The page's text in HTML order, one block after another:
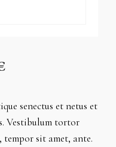
senectus et netus et
Vestibulum tortor
sit amet, ante.